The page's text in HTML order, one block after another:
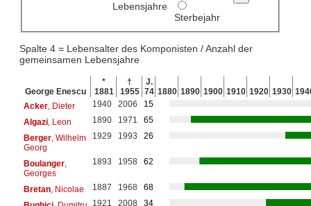
Lebensjahre
Sterbejahr
Spalte 4 = Lebensalter des Komponisten / Anzahl der
gemeinsamen Lebensjahre
George Enescu
*
1881
†
1955
J.
74 1880 1890 1900 1910 1920 1930
Acker, Dieter 1940 2006
15
Algazi, Leon 1890 1971
65
Berger, Wilhelm
Georg
1929 1993 26
Boulanger,
Georges
1893 1958 62
Bretan, Nicolae 1887 1968
68
1921 2008
34